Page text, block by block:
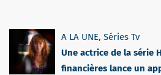
A LA UNE, Séries Tv
Une actrice de la série
financières lance un